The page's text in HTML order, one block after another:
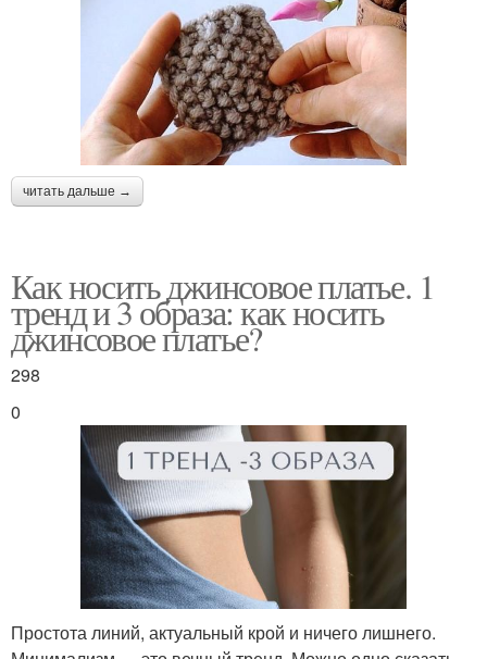
читать дальше →
Как носить джинсовое платье. 1
тренд и 3 образа: как носить
джинсовое платье?
298
0
Простота линий, актуальный крой и ничего лишнего.